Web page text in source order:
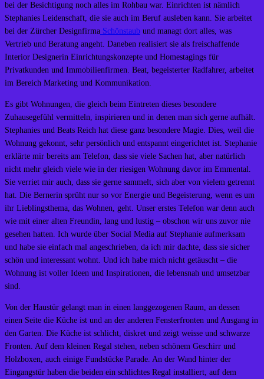
bei der Besichtigung noch alles im Rohbau war. Einrichten ist nämlich
Stephanies Leidenschaft, die sie auch im Beruf ausleben kann. Sie arbeitet
bei der Zürcher Designfirma Schönstaub und managt dort alles, was
Vertrieb und Beratung angeht. Daneben realisiert sie als freischaffende
Interior Designerin Einrichtungskonzepte und Homestagings für
Privatkunden und Immobilienfirmen. Beat, begeisterter Radfahrer, arbeitet
im Bereich Marketing und Kommunikation.
Es gibt Wohnungen, die gleich beim Eintreten dieses besondere
Zuhausegefühl vermitteln, inspirieren und in denen man sich gerne aufhält.
Stephanies und Beats Reich hat diese ganz besondere Magie. Dies, weil die
Wohnung gekonnt, sehr persönlich und entspannt eingerichtet ist. Stephanie
erklärte mir bereits am Telefon, dass sie viele Sachen hat, aber natürlich
nicht mehr gleich viele wie in der riesigen Wohnung davor im Emmental.
Sie verriet mir auch, dass sie gerne sammelt, sich aber von vielem getrennt
hat. Die Bernerin sprüht nur so vor Energie und Begeisterung, wenn es um
ihr Lieblingsthema, das Wohnen, geht. Unser erstes Telefon war denn auch
wie mit einer alten Freundin, lang und lustig – obschon wir uns zuvor nie
gesehen hatten. Ich wurde über Social Media auf Stephanie aufmerksam
und habe sie einfach mal angeschrieben, da ich mir dachte, dass sie sicher
schön und interessant wohnt. Und ich habe mich nicht getäuscht – die
Wohnung ist voller Ideen und Inspirationen, die lebensnah und umsetzbar
sind.
Von der Haustür gelangt man in einen langgezogenen Raum, an dessen
einen Seite die Küche ist und an der anderen Fensterfronten und Ausgang in
den Garten. Die Küche ist schlicht, diskret und zeigt weisse und schwarze
Fronten. Auf dem kleinen Regal stehen, neben schönem Geschirr und
Holzboxen, auch einige Fundstücke Parade. An der Wand hinter der
Eingangstür haben die beiden ein schlichtes Regal installiert, auf dem